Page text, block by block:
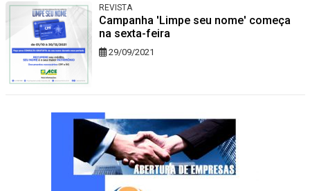
REVISTA
Campanha 'Limpe seu nome' começa
na sexta-feira
29/09/2021